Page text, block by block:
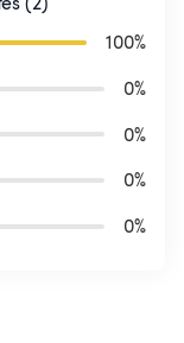
100%
0%
0%
0%
0%